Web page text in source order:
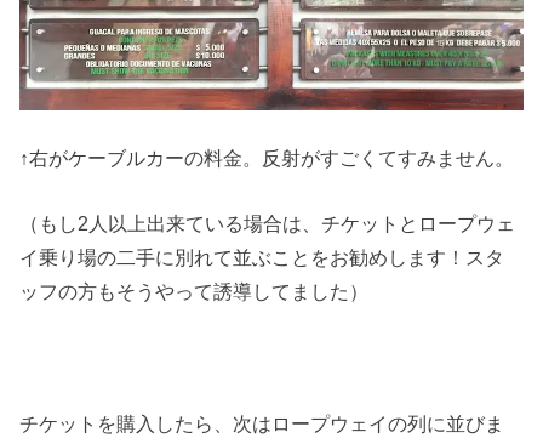
↑右がケーブルカーの料金。反射がすごくてすみません。
（もし2人以上出来ている場合は、チケットとロープウェ
イ乗り場の二手に別れて並ぶことをお勧めします！スタ
ッフの方もそうやって誘導してました）
チケットを購入したら、次はロープウェイの列に並びま